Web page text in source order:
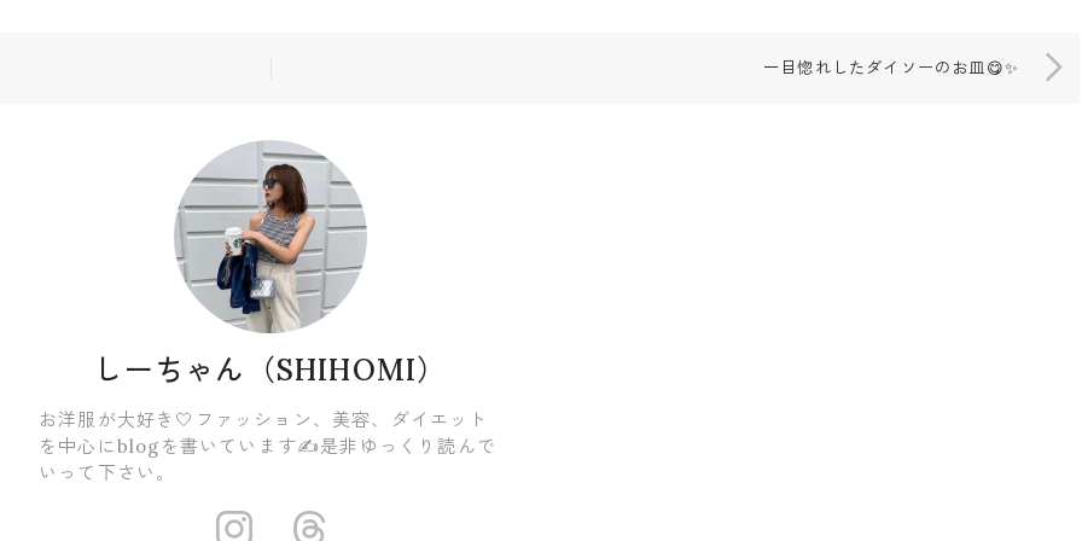
一目惚れしたダイソーのお皿😋✨
しーちゃん（SHIHOMI）
お洋服が大好き🤍ファッション、美容、ダイエット
を中心にblogを書いています✍️是非ゆっくり読んで
いって下さい。
https://instagram.com/__shihomi___0818